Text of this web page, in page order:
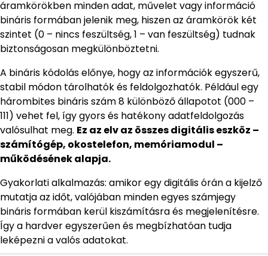
áramkörökben minden adat, művelet vagy információ
bináris formában jelenik meg, hiszen az áramkörök két
szintet (0 – nincs feszültség, 1 – van feszültség) tudnak
biztonságosan megkülönböztetni.
A bináris kódolás előnye, hogy az információk egyszerű,
stabil módon tárolhatók és feldolgozhatók. Például egy
hárombites bináris szám 8 különböző állapotot (000 –
111) vehet fel, így gyors és hatékony adatfeldolgozás
valósulhat meg. Ez az elv az összes digitális eszköz –
számítógép, okostelefon, memóriamodul –
működésének alapja.
Gyakorlati alkalmazás: amikor egy digitális órán a kijelző
mutatja az időt, valójában minden egyes számjegy
bináris formában kerül kiszámításra és megjelenítésre.
Így a hardver egyszerűen és megbízhatóan tudja
leképezni a valós adatokat.